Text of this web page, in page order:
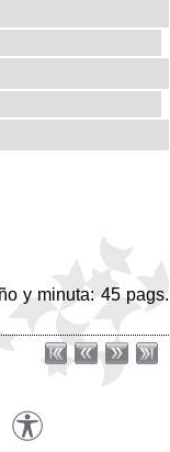
y minuta: 45 pags.